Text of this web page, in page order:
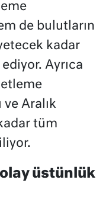
de bulutların
kadar
Ayrıca
Aralık
tüm
üstünlük